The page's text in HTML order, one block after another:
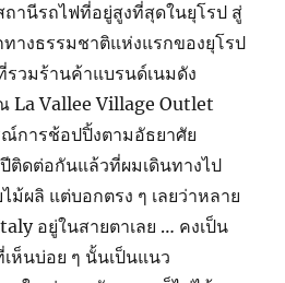
านีรถไฟที่อยู่สูงที่สุดในยุโรป สู่
างธรรมชาติแห่งแรกของยุโรป
วมร้านค้าแบรนด์เนมดัง
La Vallee Village Outlet
การช้อปปิ้งตามอัธยาศัย
ติดต่อกันแล้วที่ผมเดินทางไป
ม้ผลิ แต่บอกตรง ๆ เลยว่าหลาย
อยู่ในสายตาเลย … คงเป็น
ห็นบ่อย ๆ นั้นเป็นแนว